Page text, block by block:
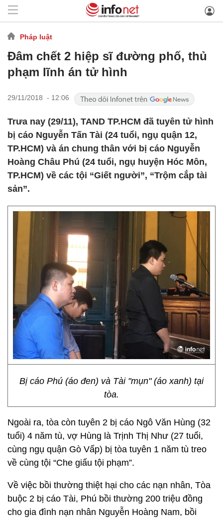
Pháp luật
Đâm chết 2 hiệp sĩ đường phố, thủ
phạm lĩnh án tử hình
29/11/2018 - 12:06
Trưa nay (29/11), TAND TP.HCM đã tuyên tử hình
bị cáo Nguyễn Tấn Tài (24 tuổi, ngụ quận 12,
TP.HCM) và án chung thân với bị cáo Nguyễn
Hoàng Châu Phú (24 tuổi, ngụ huyện Hóc Môn,
TP.HCM) về các tội “Giết người”, “Trộm cắp tài
sản”.
Bị cáo Phú (áo đen) và Tài "mụn" (áo xanh) tại
tòa.
Ngoài ra, tòa còn tuyên 2 bị cáo Ngô Văn Hùng (32
tuổi) 4 năm tù, vợ Hùng là Trịnh Thị Như (27 tuổi,
cùng ngụ quận Gò Vấp) bị tòa tuyên 1 năm tù treo
về cùng tội “Che giấu tội phạm”.
Về việc bồi thường thiệt hại cho các nạn nhân, Tòa
buộc 2 bị cáo Tài, Phú bồi thường 200 triệu đồng
cho gia đình nạn nhân Nguyễn Hoàng Nam, bồi